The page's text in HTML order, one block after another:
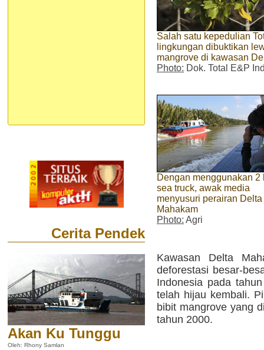
Cerita Pendek
Akan Ku Tunggu
Oleh: Rhony Samlan
Salah satu kepedulian
lingkungan dibuktikan
mangrove di kawasan
Photo: Dok. Total E&P
Dengan menggunakan 2
sea truck, awak media
menyusuri perairan Delta
Mahakam
Photo: Agri
Kawasan Delta
deforestasi besar-
Indonesia pada
telah hijau kembali.
bibit mangrove yang
tahun 2000.